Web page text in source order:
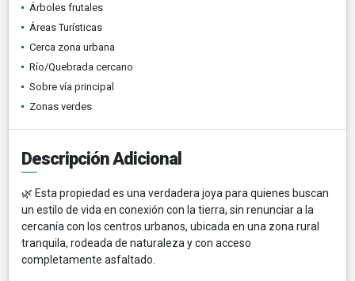
Árboles frutales
Áreas Turísticas
Cerca zona urbana
Río/Quebrada cercano
Sobre vía principal
Zonas verdes
Descripción Adicional
🌿 Esta propiedad es una verdadera joya para quienes buscan
un estilo de vida en conexión con la tierra, sin renunciar a la
cercanía con los centros urbanos, ubicada en una zona rural
tranquila, rodeada de naturaleza y con acceso
completamente asfaltado.